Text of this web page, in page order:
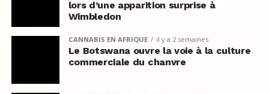
lors d’une apparition surprise à
Wimbledon
CANNABIS EN AFRIQUE il y a 2 semaines
Le Botswana ouvre la voie à la culture
commerciale du chanvre